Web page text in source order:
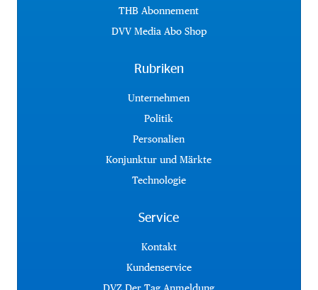
THB Abonnement
DVV Media Abo Shop
Rubriken
Unternehmen
Politik
Personalien
Konjunktur und Märkte
Technologie
Service
Kontakt
Kundenservice